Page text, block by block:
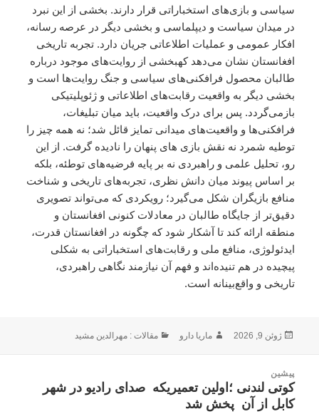
سیاسی و بازی‌های استخباراتی قرار دارند. بخشی از این نبرد
در میدان سیاست و دیپلماسی و بخشی دیگر در عرصه رسانه،
افکار عمومی و عملیات اطلاعاتی جریان دارد. تجربه تاریخی
افغانستان نشان می‌دهد کهبخشی از روایت‌های موجود درباره
طالبان محصول فرافکنی‌های سیاسی و جنگ روایت‌ها است و
بخشی دیگر به واقعیت رقابت‌های اطلاعاتی و ژئوپلیتیکی
بازمی‌گردد. پس برای درک واقعیت، باید میان تبلیغات،
فرافکنی‌ها و واقعیت‌های میدانی تمایز قائل شد؛ نه همه چیز را
توطیه شمرد ‌نه نقش بازی های پنهان را نادیده گرفت. از این
رو، تحلیل علمی و راهبردی نه بر پایه فرضیه‌های توطئه، بلکه
بر اساس پیوند میان دانش نظری، تجربه‌های تاریخی و شناخت
منافع بازیگران شکل می‌گیرد؛ رویکردی که می‌تواند تصویری
دقیق‌تر از جایگاه طالبان در معادلات کنونی افغانستان و
منطقه ارائه کند تا آشکار شود که چگونه در افغانستان قدرت،
ایدئولوژی، منافع ملی و رقابت‌های استخباراتی به شکلی
پیچیده در هم تنیده‌اند و فهم آن نیازمند نگاهی راهبردی،
تاریخی و واقع‌بینانه است.
ارسال
ژوئن 9, 2026 نویسنده
ماریا دارو دسته‌ها
مقالات : مهرالدین مشید
نوشتهپیشین
نوشته
قبلی:
کوتی لندنی ؛اولین تعمیریکه صدای رادیو در شهر
کابل از آن پخش شد